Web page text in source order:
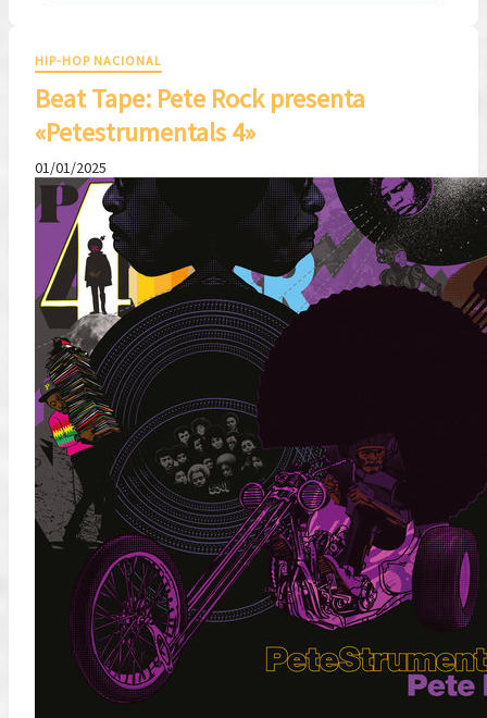
HIP-HOP NACIONAL
Beat Tape: Pete Rock presenta
«Petestrumentals 4»
01/01/2025